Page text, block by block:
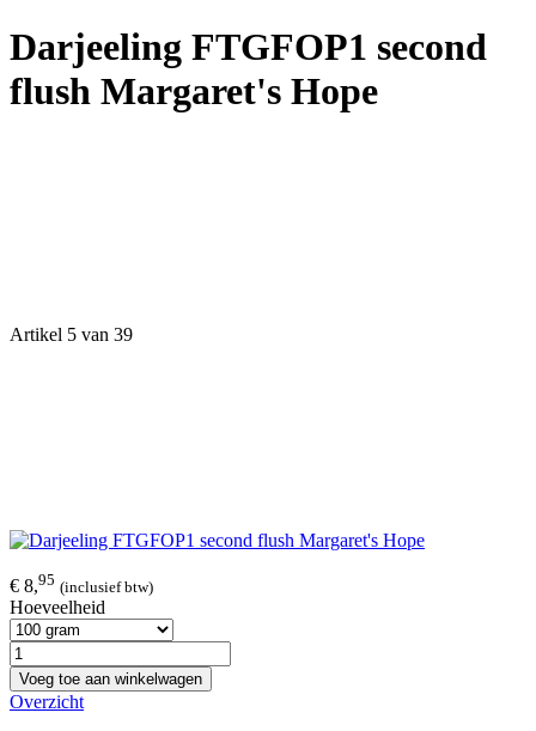
Darjeeling FTGFOP1 second
flush Margaret's Hope
Artikel 5 van 39
€ 8,95 (inclusief btw)
Hoeveelheid
Voeg toe aan winkelwagen
Overzicht